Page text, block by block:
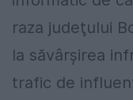
raza judeţului
la săvârşirea
trafic de